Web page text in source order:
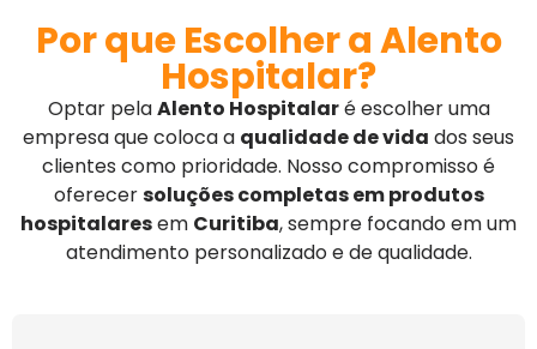
Por que Escolher a Alento
Hospitalar?
Optar pelaAlento Hospitalaré escolher uma
empresa que coloca a qualidade de vida dos seus
clientes como prioridade. Nosso compromisso é
oferecersoluções completas em produtos
hospitalaresem Curitiba, sempre focando em um
atendimento personalizado e de qualidade.